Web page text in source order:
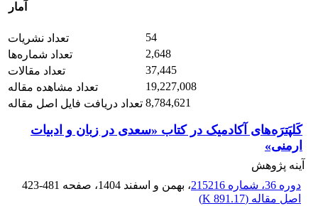
آمار
تعداد نشریات
54
تعداد شماره‌ها
2,648
تعداد مقالات
37,445
تعداد مشاهده مقاله
19,227,008
تعداد دریافت فایل اصل مقاله 8,784,621
کَلپَترَه‌های آکادمیک در کتاب «سعدی در زبان و ادبیات
ارمنی»
آینه پژوهش
دوره 36، شماره 215216
، بهمن و اسفند 1404 ، صفحه 423-481
اصل مقاله (891.17 K
)